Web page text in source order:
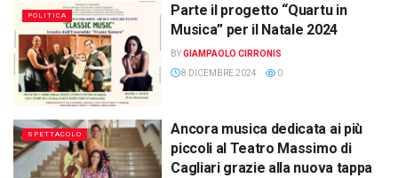
POLITICA
Parte il progetto “Quartu in
Musica” per il Natale 2024
BYGIAMPAOLO CIRRONIS
8 DICEMBRE 2024
0
SPETTACOLO
Ancora musica dedicata ai più
piccoli al Teatro Massimo di
Cagliari grazie alla nuova tappa